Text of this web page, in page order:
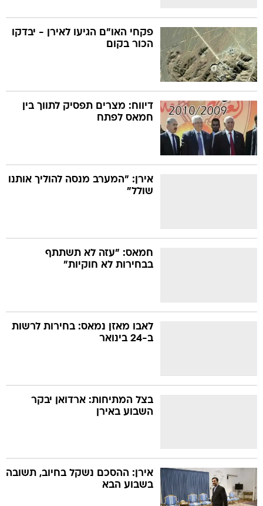
פקחי האו"ם הגיעו לאירן - יבדקו
הכור בקום
דיווח: מצרים תפסיק לתווך בין
חמאס לפתח
אירן: "המערב מנסה להוליך אותנו
שולל"
חמאס: "עזה לא תשתתף
בבחירות לא חוקיות"
לאבו מאזן נמאס: בחירות לרשות
ב-24 בינואר
בצל המתיחות: ארדואן יבקר
השבוע באירן
אירן: ההסכם נשקל בחיוב, תשובה
בשבוע הבא